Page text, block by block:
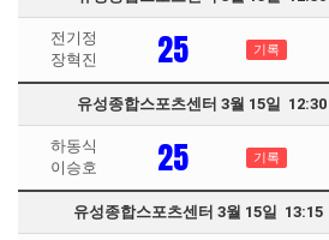
전기정
장혁진
25 기록
유성종합스포츠센터 3월 15일 12:30
하동식
이승호
25 기록
유성종합스포츠센터 3월 15일 13:15